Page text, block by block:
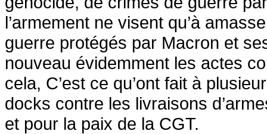
l’armement ne visent qu’à
guerre protégés par Macron et
nouveau évidemment les actes
cela, C’est ce qu’ont fait à
docks contre les livraisons
et pour la paix de la CGT.